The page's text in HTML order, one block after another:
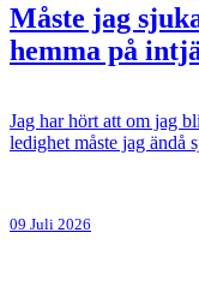
Måste jag
hemma på
Jag har hört att om jag
ledighet måste jag ändå
09 Juli 2026